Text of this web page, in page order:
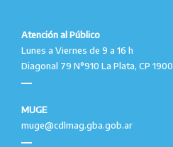
Atención al Público
Lunes a Viernes de 9 a 16 h
Diagonal 79 N°910 La Plata, CP 1900
MUGE
muge@cdlmag.gba.gob.ar